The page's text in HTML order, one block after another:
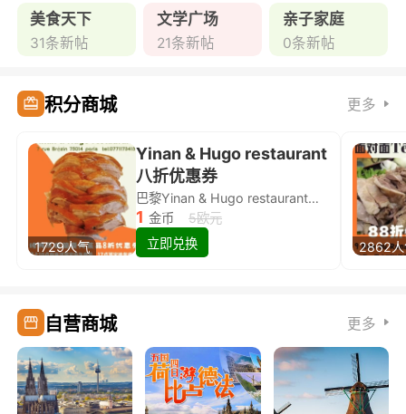
美食天下
31条新帖
文学广场
21条新帖
亲子家庭
0条新帖
积分商城 更多
1729人气
Yinan & Hugo restaurant
八折优惠券
巴黎Yinan & Hugo restaurant除简餐类全场8折
1 金币
5欧元
立即兑换
2862
自营商城 更多